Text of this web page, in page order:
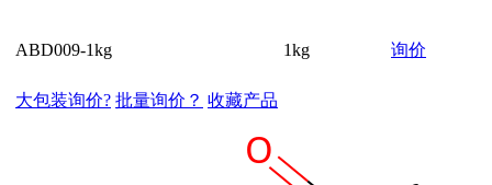
ABD009-1kg 1kg 询价
大包装询价? 批量询价？ 收藏产品